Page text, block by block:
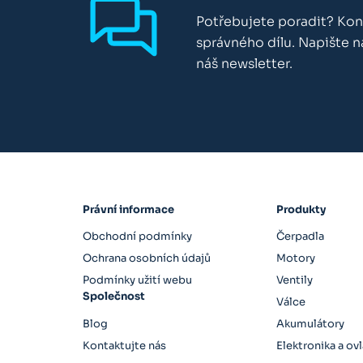
Potřebujete poradit?
správného dílu. Napište
náš newsletter.
Právní informace
Obchodní podmínky
Ochrana osobních údajů
Podmínky užití webu
Společnost
Blog
Kontaktujte nás
Produkty
Čerpadla
Motory
Ventily
Válce
Akumulátory
Elektronika a